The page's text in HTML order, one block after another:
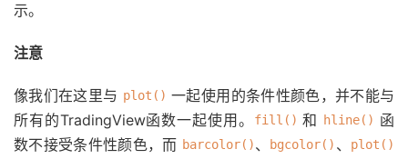
示。
注意
像我们在这里与 plot() 一起使用的条件性颜色，并不能与
所有的TradingView函数一起使用。
fill() 和 hline() 函
数不接受条件性颜色，而 barcolor()、 bgcolor() 、 plot()